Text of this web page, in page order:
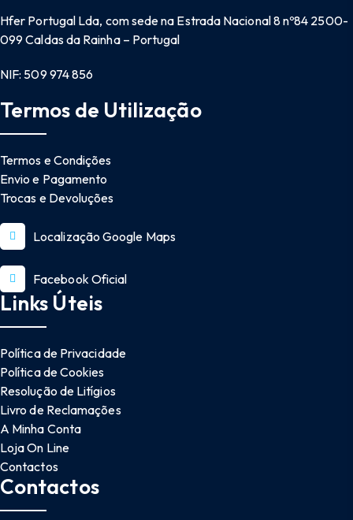
Hfer Portugal Lda, com sede na Estrada Nacional 8 nº84 2500-
099 Caldas da Rainha – Portugal
NIF: 509 974 856
Termos de Utilização
Termos e Condições
Envio e Pagamento
Trocas e Devoluções
Localização Google Maps
Facebook Oficial
Links Úteis
Política de Privacidade
Política de Cookies
Resolução de Litígios
Livro de Reclamações
A Minha Conta
Loja On Line
Contactos
Contactos